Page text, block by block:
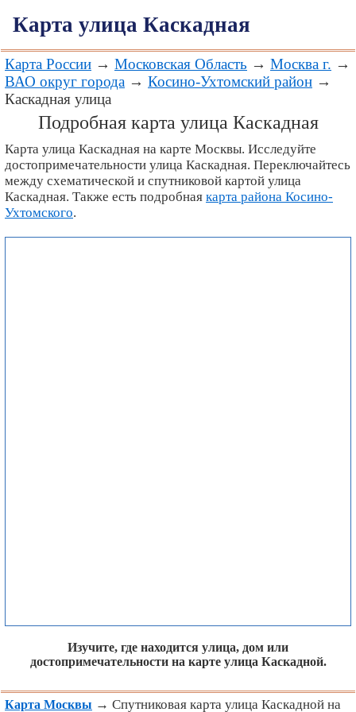
Карта улица Каскадная
Карта России → Московская Область → Москва г. →
ВАО округ города → Косино-Ухтомский район →
Каскадная улица
Подробная карта улица Каскадная
Карта улица Каскадная на карте Москвы. Исследуйте
достопримечательности улица Каскадная. Переключайтесь
между схематической и спутниковой картой улица
Каскадная. Также есть подробная карта района Косино-
Ухтомского.
Изучите, где находится улица, дом или
достопримечательности на карте улица Каскадной.
Карта Москвы → Спутниковая карта улица Каскадной на